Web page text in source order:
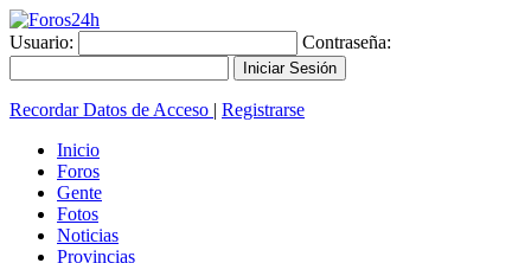
Usuario: Contraseña:
Recordar Datos de Acceso | Registrarse
Inicio
Foros
Gente
Fotos
Noticias
Provincias